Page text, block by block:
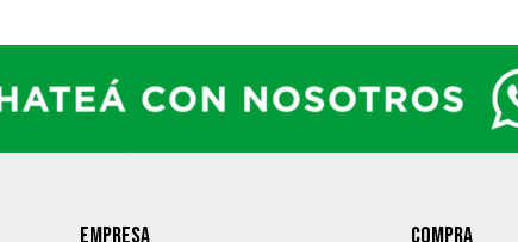
EMPRESA COMPRA